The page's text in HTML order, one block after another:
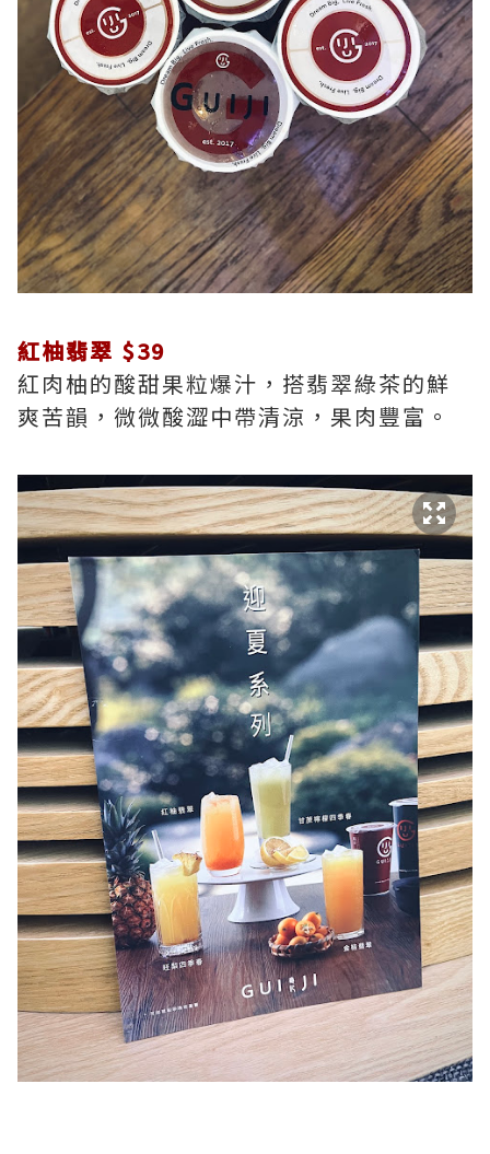
紅柚翡翠 $39
紅肉柚的酸甜果粒爆汁，搭翡翠綠茶的鮮
爽苦韻，微微酸澀中帶清涼，果肉豐富。